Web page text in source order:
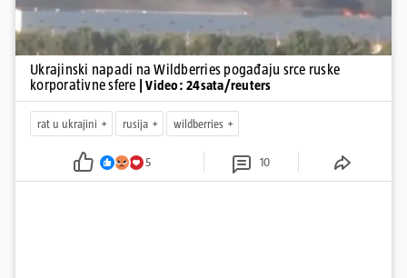
Ukrajinski napadi na Wildberries pogađaju srce ruske
korporativne sfere
| Video: 24sata/reuters
rat u ukrajini rusija wildberries
5 10